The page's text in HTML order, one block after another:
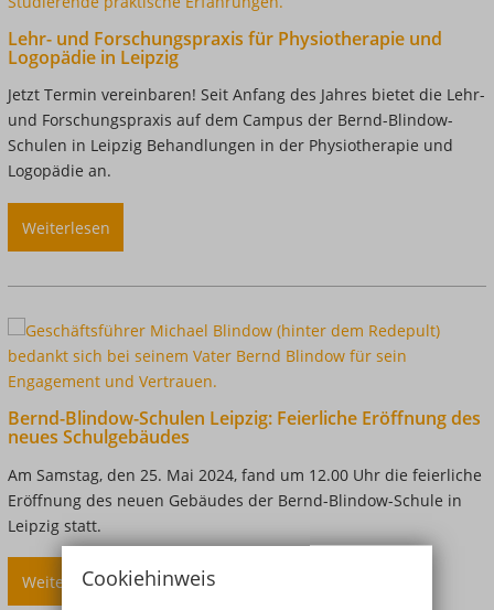
Cookiehinweis
Logopädie
Hannover
Lehr- und Forschungspraxis für Physiotherapie und
Logopädie in Leipzig
Jetzt Termin vereinbaren! Seit Anfang des Jahres bietet die Lehr-
und Forschungspraxis auf dem Campus der Bernd-Blindow-
Schulen in Leipzig Behandlungen in der Physiotherapie und
Logopädie an.
Weiterlesen
Lehr-
für
Physiotherapie
und
in
Bernd-Blindow-Schulen Leipzig: Feierliche Eröffnung des
neues Schulgebäudes
Am Samstag, den 25. Mai 2024, fand um 12.00 Uhr die feierliche
Eröffnung des neuen Gebäudes der Bernd-Blindow-Schule in
Leipzig statt.
Weiterlesenüber